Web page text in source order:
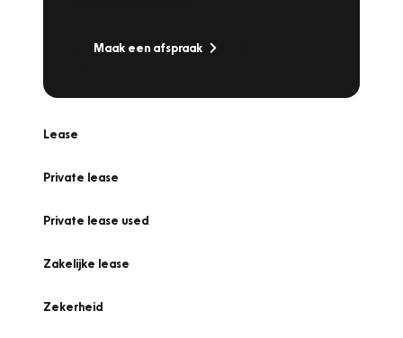
Maak een afspraak
Lease
Private lease
Private lease used
Zakelijke lease
Zekerheid